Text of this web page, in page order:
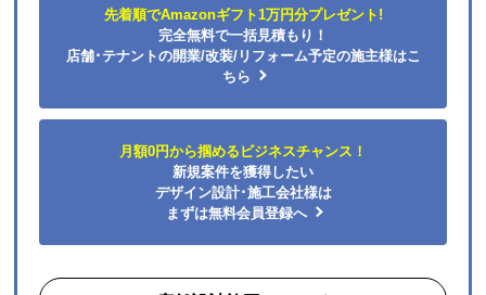
先着順でAmazonギフト1万円分プレゼント!
完全無料で一括見積もり！
店舗･テナントの開業/改装/リフォーム予定の施主様はこ
ちら
月額0円から掴めるビジネスチャンス！
新規案件を獲得したい
デザイン設計･施工会社様は
まずは無料会員登録へ